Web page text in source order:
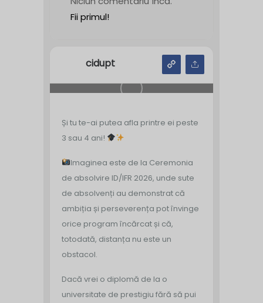
Fii primul!
cidupt
Și tu te-ai putea afla printre ei peste
3 sau 4 ani!
Imaginea este de la Ceremonia
de absolvire ID/IFR 2026, unde sute
de absolvenți au demonstrat că
ambiția și perseverența pot învinge
orice program încărcat și că,
totodată, distanța nu este un
obstacol.
Dacă vrei o diplomă de la o
universitate de prestigiu fără să pui